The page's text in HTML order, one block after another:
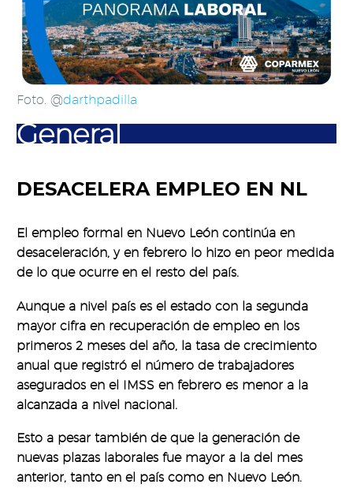
Foto. @darthpadilla
General
DESACELERA EMPLEO EN NL
El empleo formal en Nuevo León continúa en
desaceleración, y en febrero lo hizo en peor medida
de lo que ocurre en el resto del país.
Aunque a nivel país es el estado con la segunda
mayor cifra en recuperación de empleo en los
primeros 2 meses del año, la tasa de crecimiento
anual que registró el número de trabajadores
asegurados en el IMSS en febrero es menor a la
alcanzada a nivel nacional.
Esto a pesar también de que la generación de
nuevas plazas laborales fue mayor a la del mes
anterior, tanto en el país como en Nuevo León.